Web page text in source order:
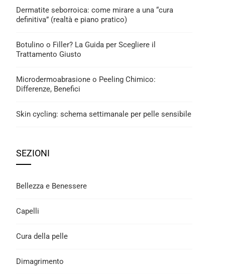
Dermatite seborroica: come mirare a una “cura
definitiva” (realtà e piano pratico)
Botulino o Filler? La Guida per Scegliere il
Trattamento Giusto
Microdermoabrasione o Peeling Chimico:
Differenze, Benefici
Skin cycling: schema settimanale per pelle sensibile
SEZIONI
Bellezza e Benessere
Capelli
Cura della pelle
Dimagrimento